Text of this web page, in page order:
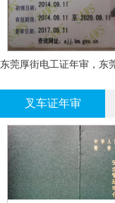
东莞厚街电工证年审，东
叉车证年审